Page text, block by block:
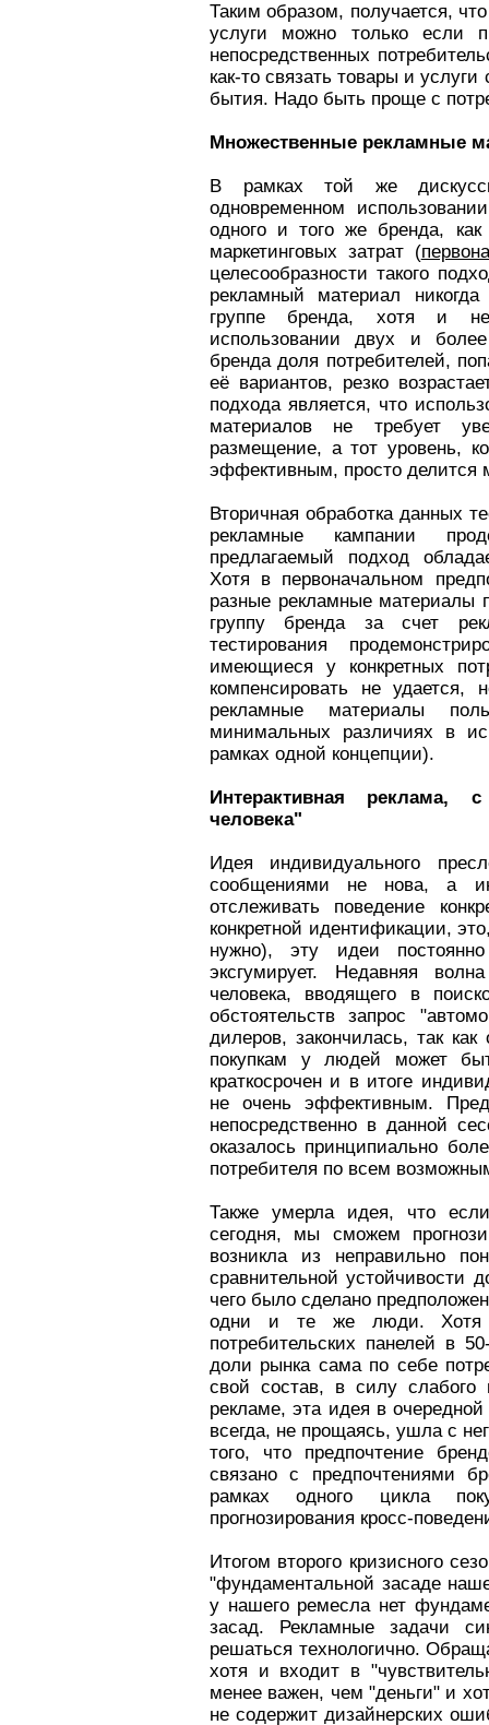
Таким образом, получается,
услуги можно только если
непосредственных
как-то связать товары и
бытия. Надо быть проще с
Множественные рекламные
В рамках той же
одновременном
одного и того же бренда,
маркетинговых затрат (
целесообразности такого
рекламный материал
группе бренда, хотя и
использовании двух и
бренда доля потребителей,
её вариантов, резко
подхода является, что
материалов не требует
размещение, а тот уровень,
эффективным, просто
Вторичная обработка данных
рекламные кампании
предлагаемый подход
Хотя в первоначальном
разные рекламные материалы
группу бренда за счет
тестирования
имеющиеся у конкретных
компенсировать не
рекламные материалы
минимальных различиях в
рамках одной концепции).
Интерактивная реклама,
человека"
Идея индивидуального
сообщениями не нова, а
отслеживать поведение
конкретной идентификации,
нужно), эту идеи
эксгумирует. Недавняя
человека, вводящего в
обстоятельств запрос
дилеров, закончилась, так
покупкам у людей может
краткосрочен и в итоге
не очень эффективным.
непосредственно в данной
оказалось принципиально
потребителя по всем
Также умерла идея, что
сегодня, мы сможем
возникла из неправильно
сравнительной
чего было сделано
одни и те же люди. Хотя
потребительских панелей в
доли рынка сама по себе
свой состав, в силу слабого
рекламе, эта идея в
всегда, не прощаясь, ушла с
того, что предпочтение
связано с предпочтениями
рамках одного цикла
прогнозирования кросс-
Итогом второго кризисного
"фундаментальной засаде
у нашего ремесла нет
засад. Рекламные задачи
решаться технологично.
хотя и входит в
менее важен, чем "деньги" и
не содержит дизайнерских